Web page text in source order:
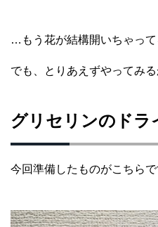
…もう花が結構開いちゃって
でも、とりあえずやってみ
グリセリンのドラ
今回準備したものがこちらで